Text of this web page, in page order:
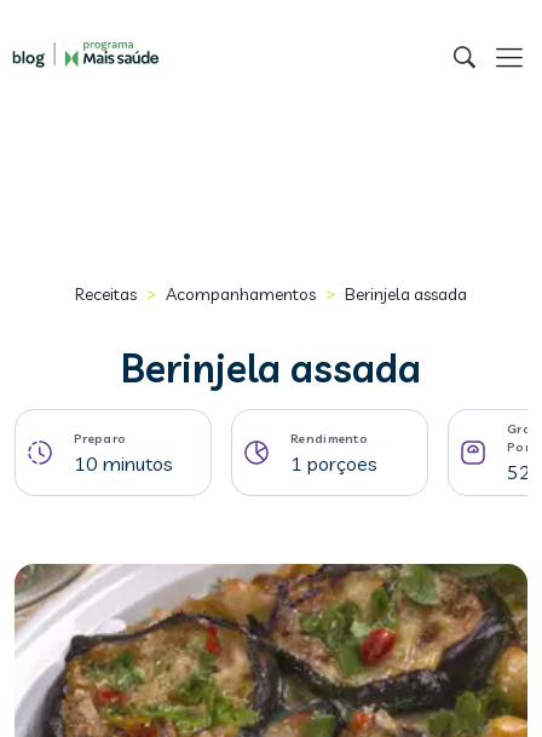
Receitas > Acompanhamentos > Berinjela assada
Berinjela assada
Preparo
10 minutos
Rendimento
1 porçoes 52